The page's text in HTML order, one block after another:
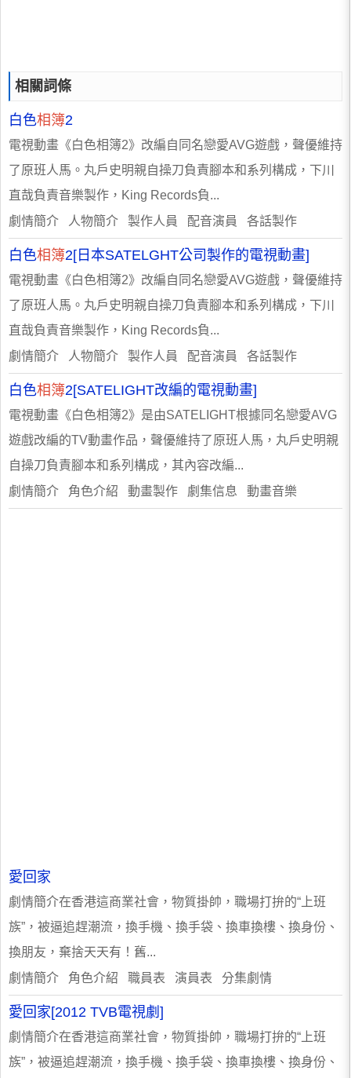
相關詞條
白色相簿2
電視動畫《白色相簿2》改編自同名戀愛AVG遊戲，聲優維持
了原班人馬。丸戶史明親自操刀負責腳本和系列構成，下川
直哉負責音樂製作，King Records負...
劇情簡介 人物簡介 製作人員 配音演員 各話製作
白色相簿2[日本SATELGHT公司製作的電視動畫]
電視動畫《白色相簿2》改編自同名戀愛AVG遊戲，聲優維持
了原班人馬。丸戶史明親自操刀負責腳本和系列構成，下川
直哉負責音樂製作，King Records負...
劇情簡介 人物簡介 製作人員 配音演員 各話製作
白色相簿2[SATELIGHT改編的電視動畫]
電視動畫《白色相簿2》是由SATELIGHT根據同名戀愛AVG
遊戲改編的TV動畫作品，聲優維持了原班人馬，丸戶史明親
自操刀負責腳本和系列構成，其內容改編...
劇情簡介 角色介紹 動畫製作 劇集信息 動畫音樂
愛回家
劇情簡介在香港這商業社會，物質掛帥，職場打拚的“上班
族”，被逼追趕潮流，換手機、換手袋、換車換樓、換身份、
換朋友，棄捨天天有！舊...
劇情簡介 角色介紹 職員表 演員表 分集劇情
愛回家[2012 TVB電視劇]
劇情簡介在香港這商業社會，物質掛帥，職場打拚的“上班
族”，被逼追趕潮流，換手機、換手袋、換車換樓、換身份、